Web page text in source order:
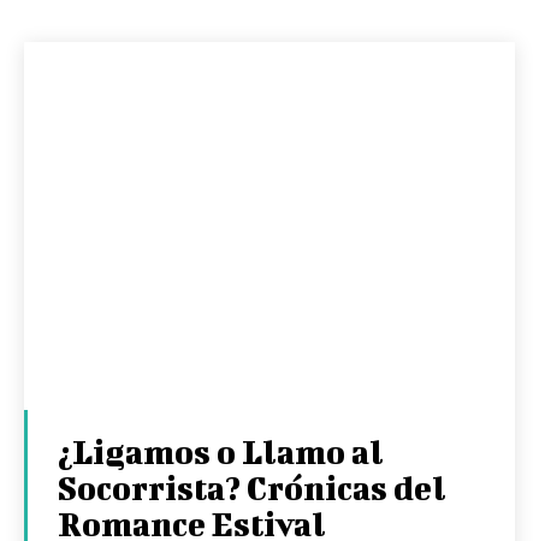
¿Ligamos o Llamo al
Socorrista? Crónicas del
Romance Estival